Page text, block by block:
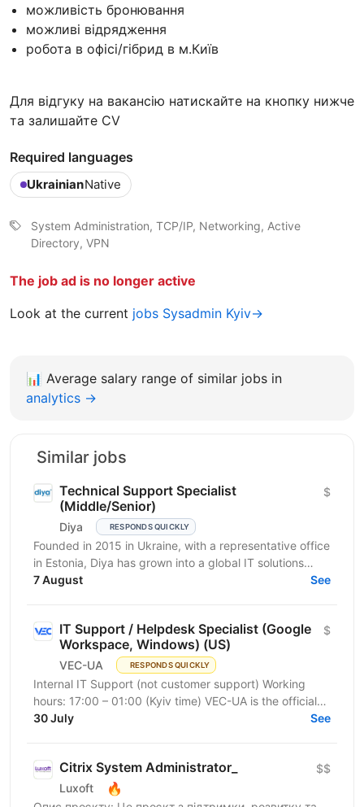
можливість бронювання
можливі відрядження
робота в офісі/гібрид в м.Київ
Для відгуку на вакансію натискайте на кнопку нижче
та залишайте CV
Required languages
UkrainianNative
System Administration, TCP/IP, Networking, Active
Directory, VPN
The job ad is no longer active
Look at the current jobs Sysadmin Kyiv→
📊 Average salary range of similar jobs in
analytics →
Similar jobs
Technical Support Specialist
(Middle/Senior)
Diya RESPONDS QUICKLY
$
Founded in 2015 in Ukraine, with a representative office
in Estonia, Diya has grown into a global IT solutions
provider and a proud part of Euvic Group. We...
7 August See
IT Support / Helpdesk Specialist (Google
Workspace, Windows) (US)
VEC-UA RESPONDS QUICKLY
$
Internal IT Support (not customer support) Working
hours: 17:00 – 01:00 (Kyiv time) VEC-UA is the official
representative of the US-based company VEC in...
30 July See
Citrix System Administrator_
Luxoft 🔥
$$